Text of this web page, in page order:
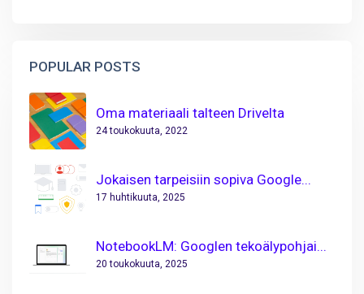
POPULAR POSTS
Oma materiaali talteen Drivelta
24 toukokuuta, 2022
Jokaisen tarpeisiin sopiva Google...
17 huhtikuuta, 2025
NotebookLM: Googlen tekoälypohjai...
20 toukokuuta, 2025